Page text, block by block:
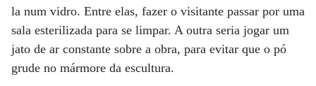
la num vidro. Entre elas, fazer o visitante passar por uma
sala esterilizada para se limpar. A outra seria jogar um
jato de ar constante sobre a obra, para evitar que o pó
grude no mármore da escultura.